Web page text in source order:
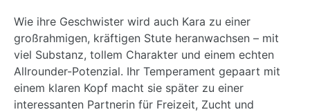
Wie ihre Geschwister wird auch Kara zu einer
großrahmigen, kräftigen Stute heranwachsen – mit
viel Substanz, tollem Charakter und einem echten
Allrounder-Potenzial. Ihr Temperament gepaart mit
einem klaren Kopf macht sie später zu einer
interessanten Partnerin für Freizeit, Zucht und